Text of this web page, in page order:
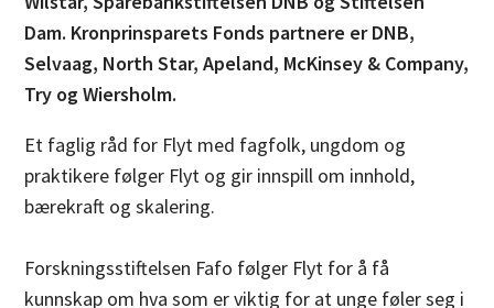
Dam. Kronprinsparets Fonds partnere er DNB,
Selvaag, North Star, Apeland, McKinsey & Company,
Try og Wiersholm.
Et faglig råd for Flyt med fagfolk, ungdom og
praktikere følger Flyt og gir innspill om innhold,
bærekraft og skalering.
Forskningsstiftelsen Fafo følger Flyt for å få
kunnskap om hva som er viktig for at unge føler seg i